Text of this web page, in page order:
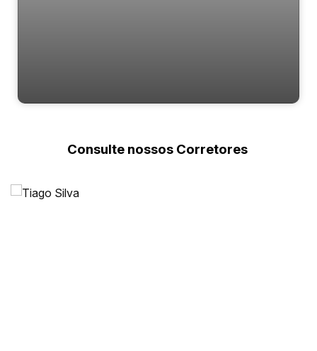
Consulte nossos Corretores